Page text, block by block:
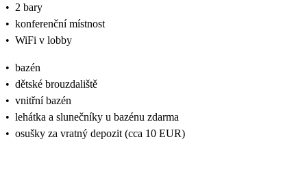
• 2 bary
• konferenční místnost
• WiFi v lobby
• bazén
• dětské brouzdaliště
• vnitřní bazén
• lehátka a slunečníky u bazénu zdarma
• osušky za vratný depozit (cca 10 EUR)